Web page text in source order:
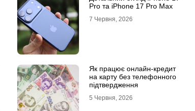
Pro та iPhone 17 Pro Max
7 Червня, 2026
Як працює онлайн-кредит
на карту без телефонного
підтвердження
5 Червня, 2026